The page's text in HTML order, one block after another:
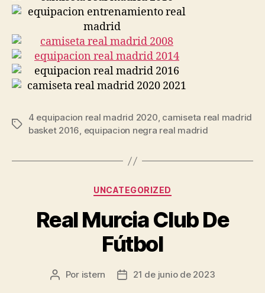
Etiquetas
4 equipacion real madrid 2020, camiseta real madrid
basket 2016, equipacion negra real madrid
Categorías
UNCATEGORIZED
Real Murcia Club De
Fútbol
Autor
Por istern
Fecha21 de junio de 2023